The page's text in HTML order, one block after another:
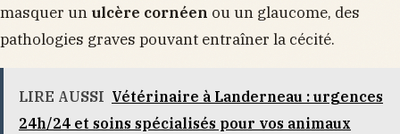
masquer un ulcère cornéen ou un glaucome, des
pathologies graves pouvant entraîner la cécité.
LIRE AUSSI Vétérinaire à Landerneau : urgences
24h/24 et soins spécialisés pour vos animaux